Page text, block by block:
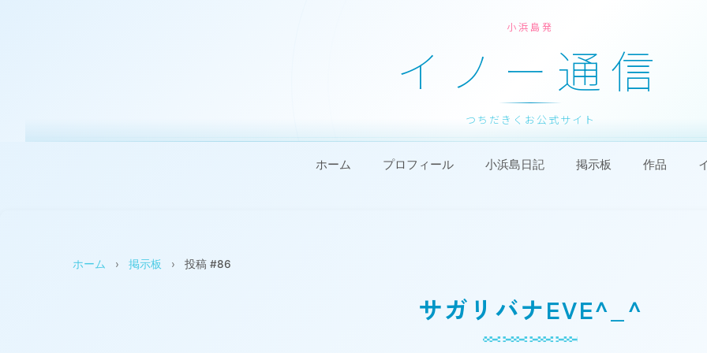
小浜島発
イノー通信
つちだきくお公式サイト
ホーム プロフィール 小浜島日記 掲示板 作品
ホーム › 掲示板 › 投稿 #86
サガリバナEVE^_^